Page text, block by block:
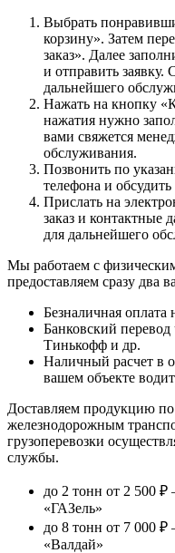
Выбрать
корзину». Затем
заказ». Далее
и отправить заявку.
дальнейшего
Нажать на кнопку «
нажатия нужно
вами свяжется
обслуживания.
Позвонить по
телефона и
Прислать на
заказ и контактные
для дальнейшего
Мы работаем с
предоставляем сразу два
Безналичная оплата
Банковский перевод
Тинькофф и др.
Наличный расчет в
вашем объекте
Доставляем продукцию
железнодорожным
грузоперевозки
службы.
до 2 тонн от 2 500 ₽
«ГАЗель»
до 8 тонн от 7 000 ₽
«Валдай»